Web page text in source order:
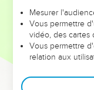
leur foi ou leur
et les saisons
sont
Dans cette
clés pour avancer
Mesurer
Vous permettre
vidéo, des cartes
Vous permettre
relation aux